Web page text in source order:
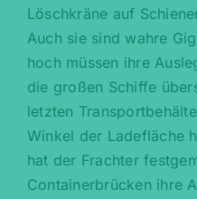
Löschkräne auf
Auch sie sind wahre
hoch müssen ihre
die großen Schiffe
letzten
Winkel der Ladefläche
hat der Frachter
Containerbrücken ihre